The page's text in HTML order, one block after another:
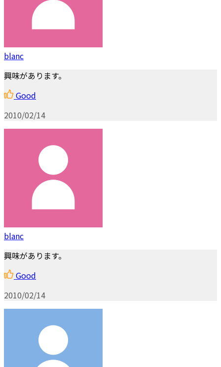
blanc
興味があります。
Good
2010/02/14
blanc
興味があります。
Good
2010/02/14